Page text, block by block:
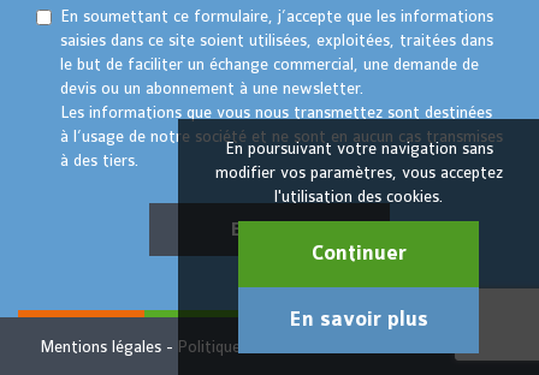
En soumettant ce formulaire, j’accepte que les informations
saisies dans ce site soient utilisées, exploitées, traitées dans
le but de faciliter un échange commercial, une demande de
devis ou un abonnement à une newsletter.
Les informations que vous nous transmettez sont destinées
à l’usage de notre société et ne sont en aucun cas transmises
à des tiers.
Envoyer
Mentions légales Politique de confidentialité
En poursuivant votre navigation sans
modifier vos paramètres, vous acceptez
l'utilisation des cookies.
Continuer
En savoir plus